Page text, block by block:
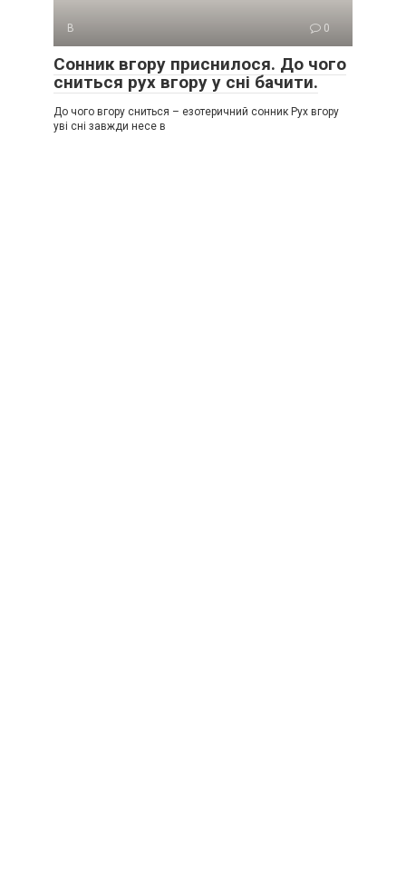
В 0
Сонник вгору приснилося. До чого
сниться рух вгору у сні бачити.
До чого вгору сниться – езотеричний сонник Рух вгору
уві сні завжди несе в